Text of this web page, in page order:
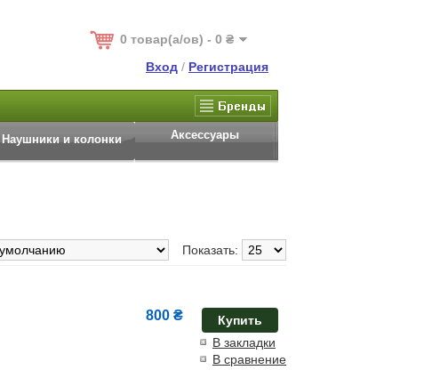
0 товар(а/ов) - 0 ₴
Вход / Регистрация
Наушники и колонки Аксессуары
Показать:
Купить
В закладки
В сравнение
800 ₴